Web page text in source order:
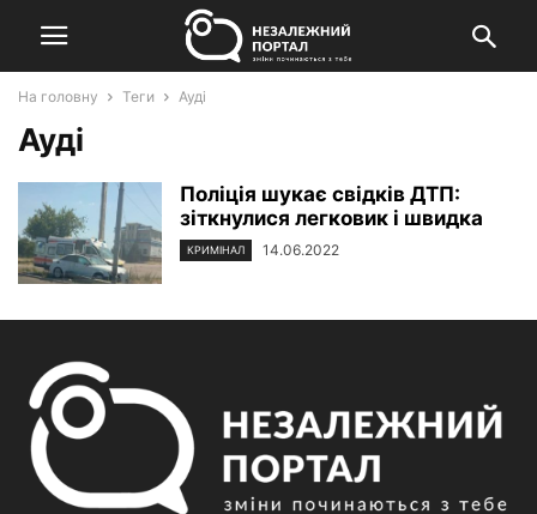
На головну Теги Ауді
Ауді
Поліція шукає свідків ДТП:
зіткнулися легковик і швидка
КРИМІНАЛ 14.06.2022